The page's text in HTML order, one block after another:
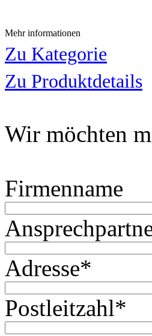
Mehr informationen
Zu Kategorie
Zu Produktdetails
Wir möchten
Firmenname
Adresse*
Postleitzahl*